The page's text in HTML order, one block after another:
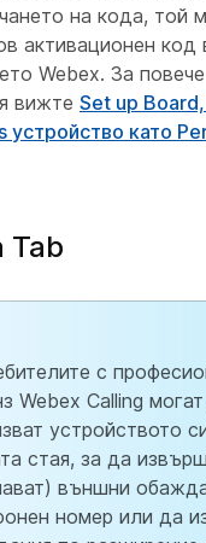
на кода, той
активационен код
Webex. За повече
вижте Set up
устройство като
Tab
с
Webex Calling
устройството
стая, за да
външни
номер или да